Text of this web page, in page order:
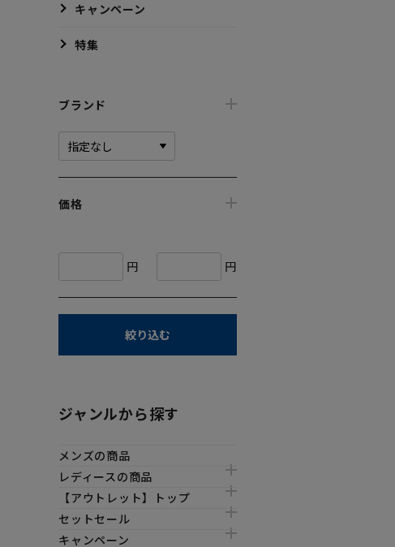
キャンペーン
特集
ブランド
価格
円 円
絞り込む
ジャンルから探す
メンズの商品
レディースの商品
【アウトレット】トップ
セットセール
キャンペーン